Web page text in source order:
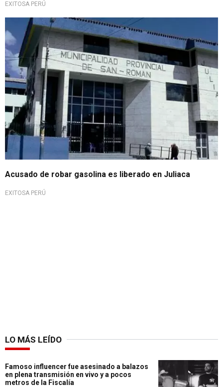
EXITOSA PERÚ
Acusado de robar gasolina es liberado en Juliaca
EXITOSA PERÚ
LO MÁS LEÍDO
Famoso influencer fue asesinado a balazos
en plena transmisión en vivo y a pocos
metros de la Fiscalía